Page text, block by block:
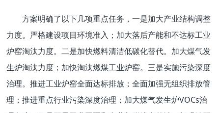
方案明确了以下几项重点任务，一是加大产业结构调整
力度。严格建设项目环境准入；加大落后产能和不达标工业
炉窑淘汰力度。二是加快燃料清洁低碳化替代。加大煤气发
生炉淘汰力度；加快淘汰燃煤工业炉窑。三是实施污染深度
治理。推进工业炉窑全面达标排放；全面加强无组织排放管
理；推进重点行业污染深度治理；加大煤气发生炉VOCs治